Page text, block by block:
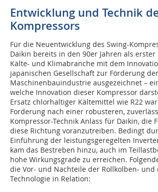
Entwicklung und Technik
Kompressors
Für die Neuentwicklung des Swing-
Daikin bereits in den 90er Jahren als
Kälte- und Klimabranche mit dem
japanischen Gesellschaft zur Förderung der
Maschinenbauindustrie ausgezeichnet –
welche Innovation dieser Kompressor
Ersatz chlorhaltiger Kältemittel wie R22
Forderung nach einer robusteren,
Kompressor-Technik Anlass für Daikin, die
diese Richtung voranzutreiben. Bedingt
Einführung der leistungsgeregelten
kam das Bestreben hinzu, auch im
hohe Wirkungsgrade zu erreichen.
die Vor- und Nachteile der Rollkolben- und
Technologie in Relation: